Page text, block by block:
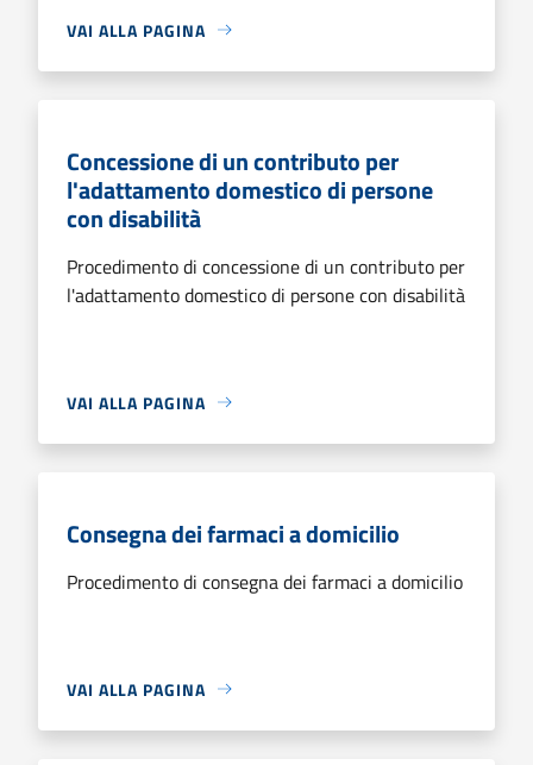
VAI ALLA PAGINA
Concessione di un contributo per
l'adattamento domestico di persone
con disabilità
Procedimento di concessione di un contributo per
l'adattamento domestico di persone con disabilità
VAI ALLA PAGINA
Consegna dei farmaci a domicilio
Procedimento di consegna dei farmaci a domicilio
VAI ALLA PAGINA